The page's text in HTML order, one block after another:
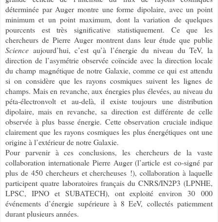
déterminée par Auger montre une forme dipolaire, avec un point
minimum et un point maximum, dont la variation de quelques
pourcents est très significative statistiquement. Ce que les
chercheurs de Pierre Auger montrent dans leur étude que publie
Science aujourd’hui, c’est qu’à l’énergie du niveau du TeV, la
direction de l’asymétrie observée coïncide avec la direction locale
du champ magnétique de notre Galaxie, comme ce qui est attendu
si on considère que les rayons cosmiques suivent les lignes de
champs. Mais en revanche, aux énergies plus élevées, au niveau du
péta-électronvolt et au-delà, il existe toujours une distribution
dipolaire, mais en revanche, sa direction est différente de celle
observée à plus basse énergie. Cette observation cruciale indique
clairement que les rayons cosmiques les plus énergétiques ont une
origine à l’extérieur de notre Galaxie.
Pour parvenir à ces conclusions, les chercheurs de la vaste
collaboration internationale Pierre Auger (l’article est co-signé par
plus de 450 chercheurs et chercheuses !), collaboration à laquelle
participent quatre laboratoires français du CNRS/IN2P3 (LPNHE,
LPSC, IPNO et SUBATECH), ont exploité environ 30 000
événements d’énergie supérieure à 8 EeV, collectés patiemment
durant plusieurs années.